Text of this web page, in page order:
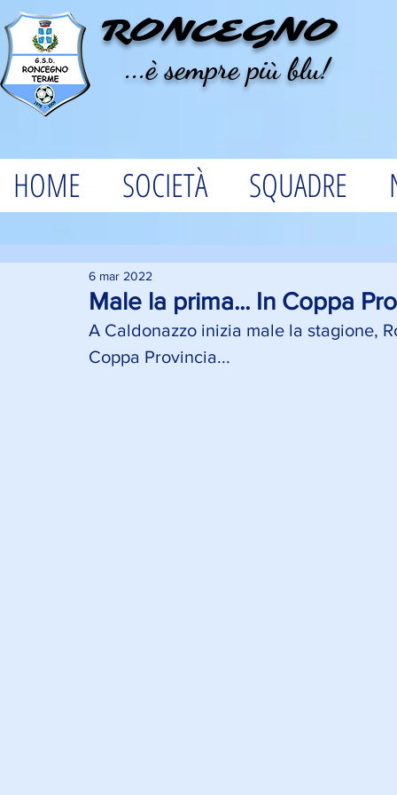
RONCEGNO
...è sempre più blu!
HOME SOCIETÀ SQUADRE
Male la prima... In Coppa
6 mar 2022
A Caldonazzo inizia male la stagione,
Coppa Provincia...